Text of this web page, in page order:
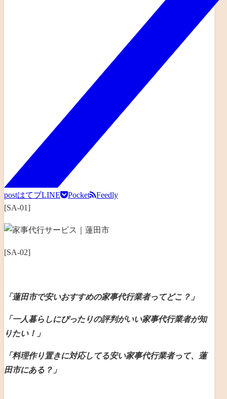
postはてブLINE Pocket
Feedly
[SA-01]
[SA-02]
「蓮田市で安いおすすめの家事代行業者ってどこ？」
「一人暮らしにぴったりの評判がいい家事代行業者が知
りたい！」
「料理作り置きに対応してる安い家事代行業者って、蓮
田市にある？」